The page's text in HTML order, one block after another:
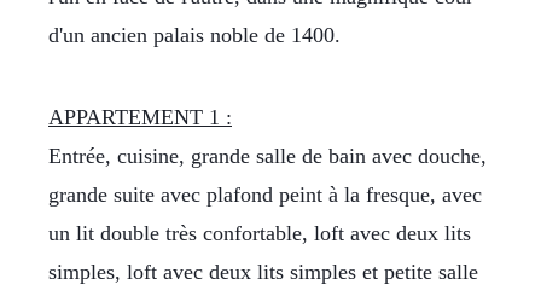
d'un ancien palais noble de 1400.
APPARTEMENT 1 :
Entrée, cuisine, grande salle de bain avec douche,
grande suite avec plafond peint à la fresque, avec
un lit double très confortable, loft avec deux lits
simples, loft avec deux lits simples et petite salle